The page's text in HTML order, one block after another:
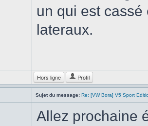
un qui est
lateraux.
Hors ligne Profil
Sujet du message: Re: [VW Bora] V5 Sport
Allez prochaine